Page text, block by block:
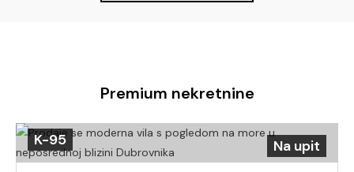
Premium nekretnine
Na upit
K-95